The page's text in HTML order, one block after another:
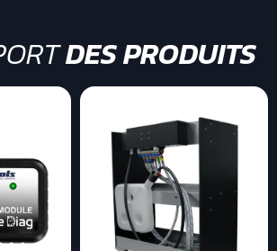
DES PRODUITS